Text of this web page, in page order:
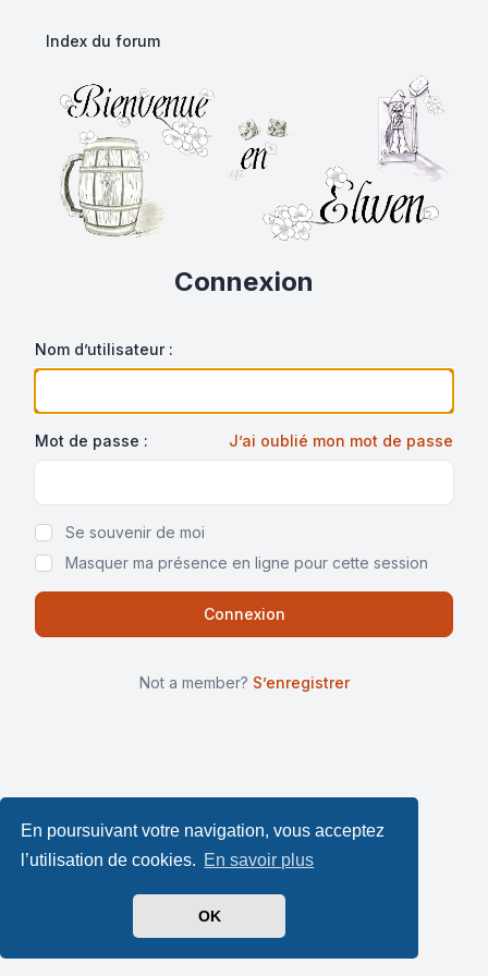
En poursuivant votre navigation, vous acceptez
l’utilisation de cookies. En savoir plus
OK
Index du forum
Connexion
Nom d’utilisateur :
Mot de passe : J’ai oublié mon mot de passe
Se souvenir de moi
Masquer ma présence en ligne pour cette session
Not a member? S’enregistrer